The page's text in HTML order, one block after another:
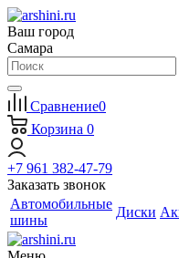
Ваш город
Самара
Сравнение0
Корзина 0
+7 961 382-47-79
Заказать звонок
Автомобильные
шины
Диски